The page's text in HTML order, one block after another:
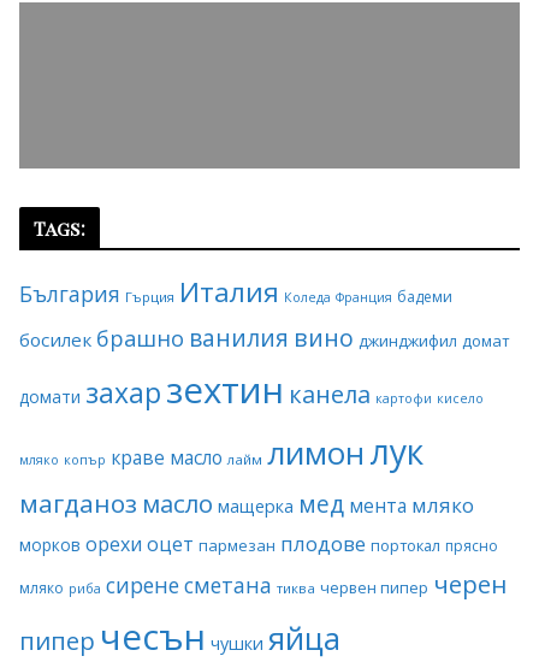
Tags:
България Гърция Италия Коледа Франция бадеми
босилек брашно ванилия вино джинджифил домат
домати захарзехтин канела картофи кисело
мляко копър краве масло лайм лимонлук
магданоз масло мащерка мед мента мляко
морков орехи оцет пармезан плодове портокал прясно
мляко риба сиренесметана тиква червен пипер черен
пипер чесън чушки яйца